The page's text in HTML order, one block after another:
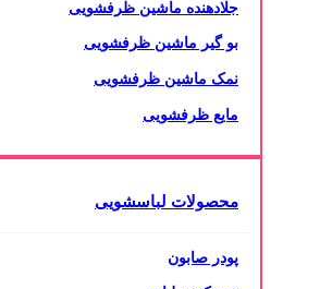
جلادهنده ماشین ظرفشویی
بو گیر ماشین ظرفشویی
نمک ماشین ظرفشویی
مایع ظرفشویی
محصولات لباسشویی
پودر صابون